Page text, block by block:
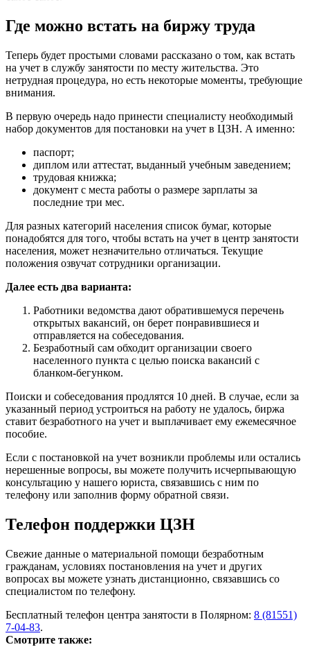
Где можно встать на биржу труда
Теперь будет простыми словами рассказано о том, как встать
на учет в службу занятости по месту жительства. Это
нетрудная процедура, но есть некоторые моменты, требующие
внимания.
В первую очередь надо принести специалисту необходимый
набор документов для постановки на учет в ЦЗН. А именно:
паспорт;
диплом или аттестат, выданный учебным заведением;
трудовая книжка;
документ с места работы о размере зарплаты за
последние три мес.
Для разных категорий населения список бумаг, которые
понадобятся для того, чтобы встать на учет в центр занятости
населения, может незначительно отличаться. Текущие
положения озвучат сотрудники организации.
Далее есть два варианта:
Работники ведомства дают обратившемуся перечень
открытых вакансий, он берет понравившиеся и
отправляется на собеседования.
Безработный сам обходит организации своего
населенного пункта с целью поиска вакансий с
бланком-бегунком.
Поиски и собеседования продлятся 10 дней. В случае, если за
указанный период устроиться на работу не удалось, биржа
ставит безработного на учет и выплачивает ему ежемесячное
пособие.
Если с постановкой на учет возникли проблемы или остались
нерешенные вопросы, вы можете получить исчерпывающую
консультацию у нашего юриста, связавшись с ним по
телефону или заполнив форму обратной связи.
Телефон поддержки ЦЗН
Свежие данные о материальной помощи безработным
гражданам, условиях постановления на учет и других
вопросах вы можете узнать дистанционно, связавшись со
специалистом по телефону.
Бесплатный телефон центра занятости в Полярном: 8 (81551)
7-04-83.
Смотрите также: